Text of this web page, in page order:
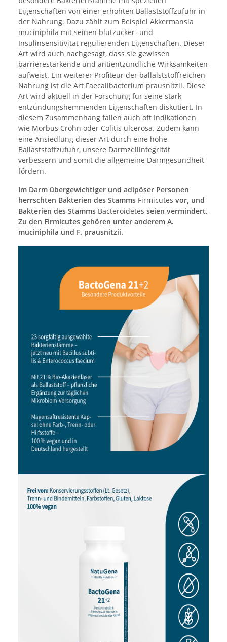
Eigenschaften von einer erhöhten Ballaststoffzufuhr in
der Nahrung. Dazu zählt zum Beispiel Akkermansia
muciniphila mit seinen blutzucker- und
Insulinsensitivität regulierenden Eigenschaften. Dieser
Art wird auch nachgesagt, dass sie gewissen
barrierestärkende und antientzündliche Wirksamkeiten
aufweist. Ein weiterer Profiteur der ballalststoffreichen
Nahrung ist die Art Faecalibacterium prausnitzii. Diese
Art wird aktuell in der Forschung für seine stark
entzündungshemmenden Eigenschaften diskutiert. In
diesem Zusammenhang fallen auch oft Indikationen
wie Morbus Crohn oder Colitis ulcerosa. Zudem kann
eine Ansiedlung dieser Art durch eine hohe
Ballaststoffzufuhr, unsere Darmzellintegrität
verbessern und somit die allgemeine Darmgesundheit
fördern.
Im Darm übergewichtiger und adipöser Personen
herrschten Bakterien des Stamms Firmicutes vor, und
Bakterien des Stamms Bacteroidetes seien vermindert.
Zu den Firmicutes gehören unter anderem A.
muciniphila und F. prausnitzii.